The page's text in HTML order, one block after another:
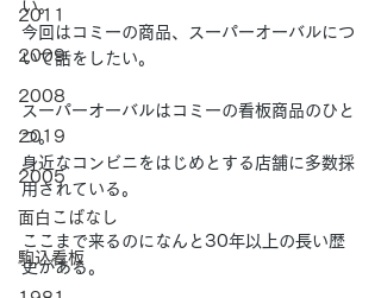
2011
2009
2008
2019
2005
面白こばなし
駒込看板
い。
今回はコミーの商品、スーパーオーバルにつ
いて話をしたい。
スーパーオーバルはコミーの看板商品のひと
つ。
身近なコンビニをはじめとする店舗に多数採
用されている。
ここまで来るのになんと30年以上の長い歴
史がある。